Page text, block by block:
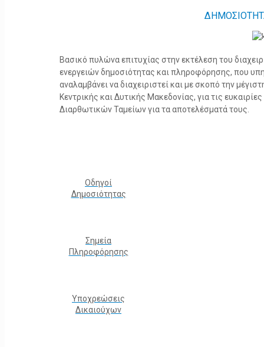
Βασικό πυλώνα επιτυχίας στην εκτέλεση του
ενεργειών δημοσιότητας και πληροφόρησης, που
αναλαμβάνει να διαχειριστεί και με σκοπό την
Κεντρικής και Δυτικής Μακεδονίας, για τις
Διαρθωτικών Ταμείων για τα αποτελέσματά τους.
Οδηγοί
Δημοσιότητας
Σημεία
Πληροφόρησης
Υποχρεώσεις
Δικαιούχων